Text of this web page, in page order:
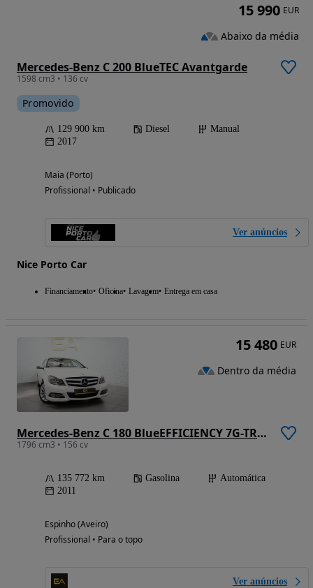
Mercedes-Benz C 200 BlueTEC Avantgarde
1598 cm3 • 136 cv
Promovido
129 900 km Diesel
Manual
2017
Maia (Porto)
Profissional • Publicado
Ver anúncios
Nice Porto Car
Financiamento Oficina Lavagem Entrega em casa
15 990 EUR
Abaixo da média
Mercedes-Benz C 180 BlueEFFICIENCY 7G-TRONIC
1796 cm3 • 156 cv
135 772 km Gasolina
Automática
2011
Espinho (Aveiro)
Profissional • Para o topo
Ver anúncios
15 480 EUR
Dentro da média